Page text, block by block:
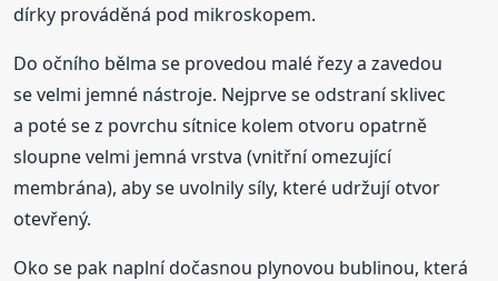
dírky prováděná pod mikroskopem.
Do očního bělma se provedou malé řezy a zavedou
se velmi jemné nástroje. Nejprve se odstraní sklivec
a poté se z povrchu sítnice kolem otvoru opatrně
sloupne velmi jemná vrstva (vnitřní omezující
membrána), aby se uvolnily síly, které udržují otvor
otevřený.
Oko se pak naplní dočasnou plynovou bublinou, která